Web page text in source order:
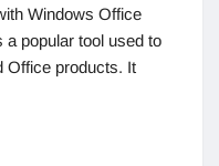
Windows Office
a popular tool used to
Office products. It